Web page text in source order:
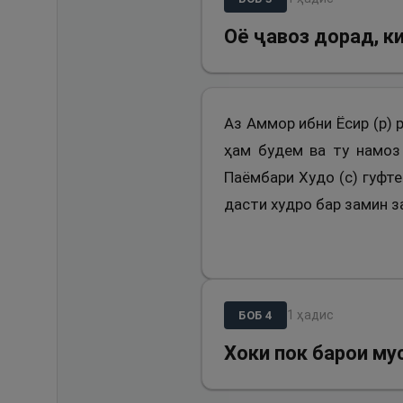
Оё ҷавоз дорад,
Аз Аммор ибни Ёсир (р)
ҳам будем ва ту
Паёмбари Худо (с)
дасти худро бар замин
БОБ 4 1 ҳадис
Хоки пок барои